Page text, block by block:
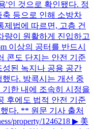
'인 것으로 확인됐다. 정
등으로 인해 소방차
제법에 따르면, 고층 건
량이 원활하게 진입하고
이상의 공터를 반드시
콘도 단지는 안전 기준
된 녹지나 공용 공간
다. 방콕시는 개선 중
한 내에 조속히 시정을
후에도 법적 안전 기준
다. ** 원문 기사 출처
property/1246218 ▶ 美